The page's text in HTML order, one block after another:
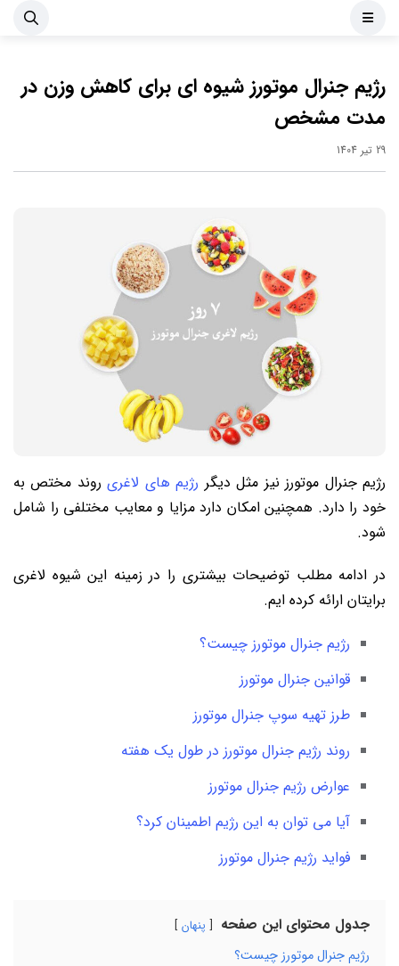
رژیم جنرال موتورز شیوه ای برای کاهش وزن در
مدت مشخص
29 تیر 1404
رژیم جنرال موتورز نیز مثل دیگر رژیم های لاغریروند مختص به
خود را دارد. همچنین امکان دارد مزایا و معایب مختلفی را شامل
شود.
در ادامه مطلب توضیحات بیشتری را در زمینه این شیوه لاغری
برایتان ارائه کرده ایم.
رژیم جنرال موتورز چیست؟
قوانین جنرال موتورز
طرز تهیه سوپ جنرال موتورز
روند رژیم جنرال موتورز در طول یک هفته
عوارض رژیم جنرال موتورز
آیا می توان به این رژیم اطمینان کرد؟
فواید رژیم جنرال موتورز
جدول محتوای این صفحه پنهان
رژیم جنرال موتورز چیست؟